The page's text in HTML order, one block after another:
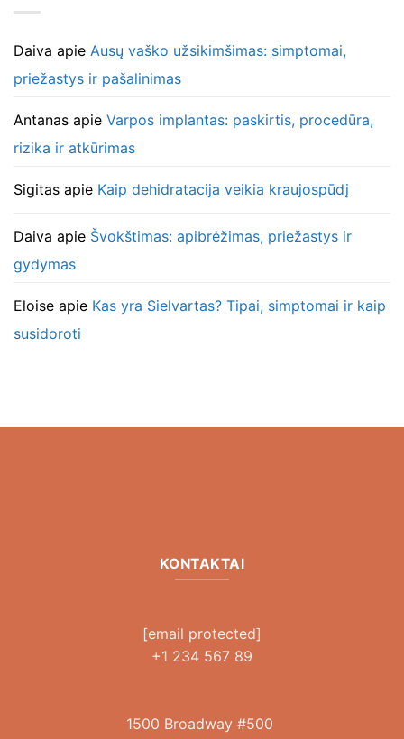
Daiva apie Ausų vaško užsikimšimas: simptomai,
priežastys ir pašalinimas
Antanas apie Varpos implantas: paskirtis, procedūra,
rizika ir atkūrimas
Sigitas apie Kaip dehidratacija veikia kraujospūdį
Daiva apie Švokštimas: apibrėžimas, priežastys ir
gydymas
Eloise apie Kas yra Sielvartas? Tipai, simptomai ir kaip
susidoroti
KONTAKTAI
[email protected]
+1 234 567 89
1500 Broadway #500